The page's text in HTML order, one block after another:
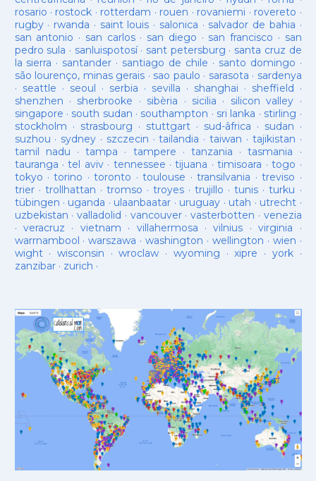
rosario · rostock · rotterdam · rouen · rovaniemi · rovereto ·
rugby· rwanda · saint louis · salonica · salvador de bahia ·
san antonio · san carlos· san diego · san francisco · san
pedro sula · sanluispotosí· sant petersburg · santa cruz de
la sierra · santander · santiago de chile · santo domingo ·
são lourenço, minas gerais · sao paulo · sarasota · sardenya
· seattle · seoul · serbia · sevilla · shanghai · sheffield ·
shenzhen · sherbrooke · sibèria · sicilia · silicon valley ·
singapore · south sudan · southampton · sri lanka · stirling ·
stockholm · strasbourg · stuttgart· sud-âfrica · sudan ·
suzhou · sydney · szczecin ·tailandia ·taiwan · tajikistan ·
tamil nadu ·tampa · tampere · tanzania ·tasmania ·
tauranga ·tel aviv· tennessee ·tijuana ·timisoara ·togo ·
tokyo ·torino ·toronto ·toulouse ·transilvania ·treviso ·
trier· trollhattan · tromso · troyes·trujillo ·tunis ·turku ·
tübingen · uganda · ulaanbaatar · uruguay · utah · utrecht ·
uzbekistan · valladolid · vancouver· vasterbotten · venezia
· veracruz · vietnam · villahermosa ·vilnius ·virginia ·
warrnambool ·warszawa ·washington · wellington · wien ·
wight· wisconsin ·wroclaw · wyoming ·xipre · york·
zanzibar· zurich ·